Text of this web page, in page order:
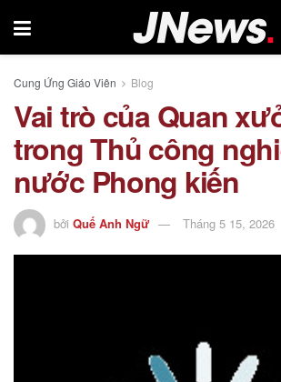
Cung Ứng Giáo Viên Blog
Vai trò của Quan
trong Thủ công
nước Phong kiến
bởi Quế Anh Ngữ Tháng 5 15, 2026